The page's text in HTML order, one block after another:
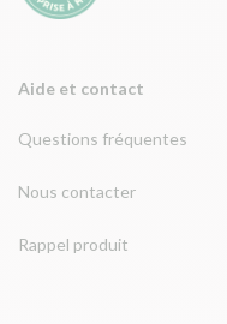
Aide et contact
Questions fréquentes
Nous contacter
Rappel produit